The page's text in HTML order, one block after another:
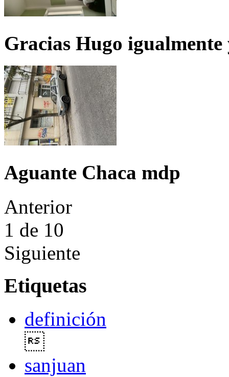
Gracias Hugo igualmente
Aguante Chaca mdp
Anterior
1 de 10
Siguiente
Etiquetas
definición
sanjuan